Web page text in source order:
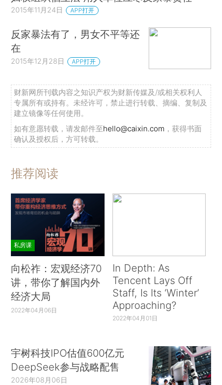
2015年11月24日 APP打开
反家暴法有了，男女不平等还
在
2015年12月28日 APP打开
财新网所刊载内容之知识产权为财新传媒及/或相关权利人
专属所有或持有。未经许可，禁止进行转载、摘编、复制及
建立镜像等任何使用。
如有意愿转载，请发邮件至hello@caixin.com ，获得书面
确认及授权后，方可转载。
推荐阅读
私房课
向松祚：宏观经济70
讲，带你了解国内外
经济大局
2022年04月06日
In Depth: As
Tencent Lays Off
Staff, Is Its ‘Winter’
Approaching?
2022年04月01日
宇树科技IPO估值600亿元
DeepSeek参与战略配售
2026年08月06日